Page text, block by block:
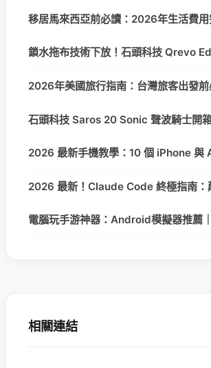
移居馬來西亞前必讀：2026年生活費
鎖水拖布技術下放！石頭科技 Qrevo
2026年美國旅行指南：台灣旅客出發
石頭科技 Saros 20 Sonic 聲波騎士開
2026 最新手機教學：10 個 iPhone 與
2026 最新！Claude Code 終極指南：
電腦玩手游神器：Android模擬器推薦
相關連結